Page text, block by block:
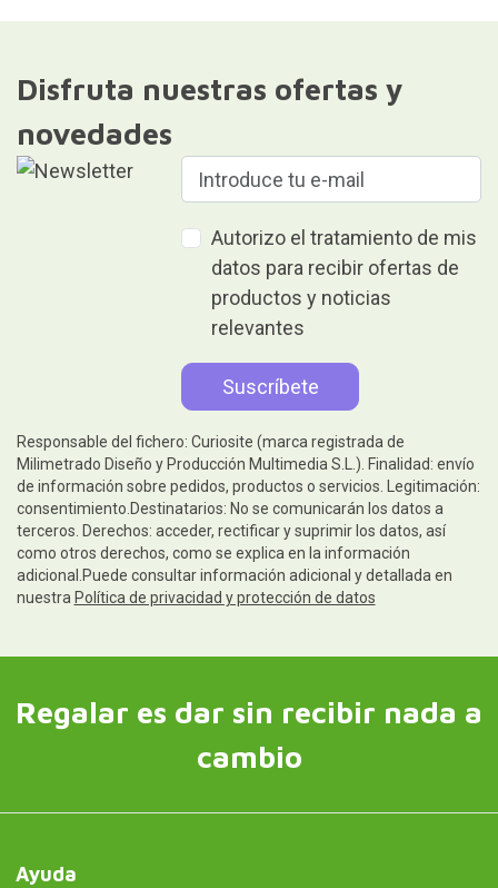
Disfruta nuestras ofertas y
novedades
Autorizo el tratamiento de mis
datos para recibir ofertas de
productos y noticias
relevantes
Responsable del fichero: Curiosite (marca registrada de
Milimetrado Diseño y Producción Multimedia S.L.). Finalidad: envío
de información sobre pedidos, productos o servicios. Legitimación:
consentimiento.Destinatarios: No se comunicarán los datos a
terceros. Derechos: acceder, rectificar y suprimir los datos, así
como otros derechos, como se explica en la información
adicional.Puede consultar información adicional y detallada en
nuestra Política de privacidad y protección de datos
Regalar es dar sin recibir nada a
cambio
Ayuda